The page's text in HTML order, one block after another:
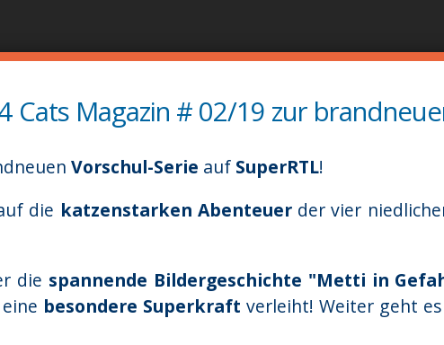
основного
Cats Magazin # 02/19 zur
Vorschul-Serie aufSuperRTL!
die katzenstarken Abenteuer der vier
die spannende Bildergeschichte "Metti in
besondere Superkraft verleiht! Weiter geht